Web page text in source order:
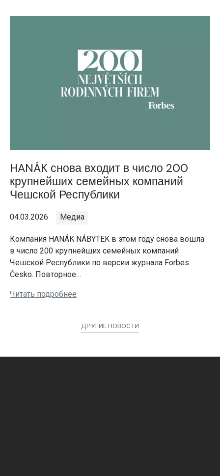
HANÁK снова входит в число 200
крупнейших семейных компаний
Чешской Республики
04.03.2026 Медиа
Компания HANÁK NÁBYTEK в этом году снова вошла
в число 200 крупнейших семейных компаний
Чешской Республики по версии журнала Forbes
Česko. Повторное…
Читать подробнее
ДРУГИЕ НОВОСТИ